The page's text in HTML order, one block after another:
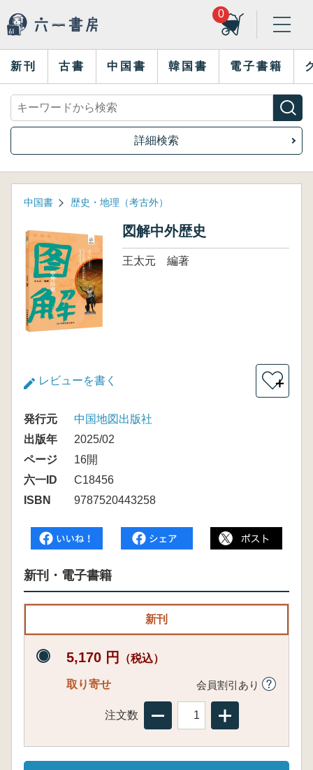
0
新刊 古書 中国書 韓国書 電子書籍
詳細検索
中国書 歴史・地理（考古外）
図解中外歴史
王太元 編著
レビューを書く ＋
発行元
中国地図出版社
出版年
2025/02
ページ
16開
六一ID
C18456
ISBN
9787520443258
新刊・電子書籍
新刊
5,170 円 （税込）
取り寄せ 会員割引あり
注文数